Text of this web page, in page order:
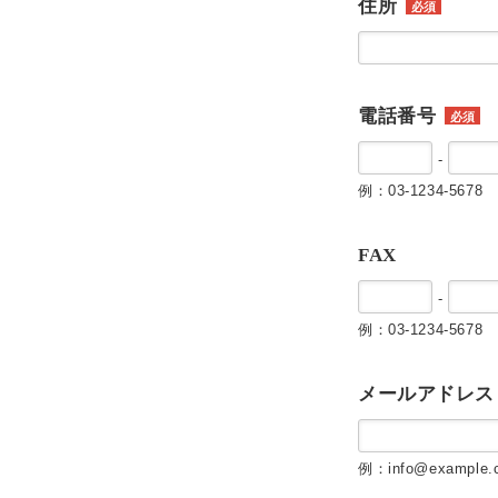
住所 必須
電話番号 必須
-
例：03-1234-5678
FAX
-
例：03-1234-5678
メールアドレス
例：